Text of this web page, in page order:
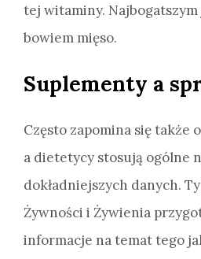
tej witaminy.
bowiem mięso.
Suplementy a
Często zapomina się także
a dietetycy stosują ogólne
dokładniejszych danych.
Żywności i Żywienia
informacje na temat tego